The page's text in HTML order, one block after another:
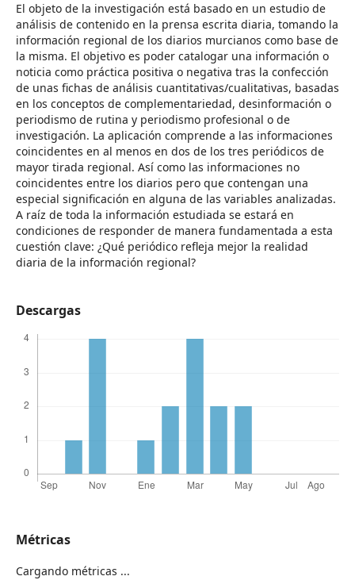
El objeto de la investigación está basado en un estudio de
análisis de contenido en la prensa escrita diaria, tomando la
información regional de los diarios murcianos como base de
la misma. El objetivo es poder catalogar una información o
noticia como práctica positiva o negativa tras la confección
de unas fichas de análisis cuantitativas/cualitativas, basadas
en los conceptos de complementariedad, desinformación o
periodismo de rutina y periodismo profesional o de
investigación. La aplicación comprende a las informaciones
coincidentes en al menos en dos de los tres periódicos de
mayor tirada regional. Así como las informaciones no
coincidentes entre los diarios pero que contengan una
especial significación en alguna de las variables analizadas.
A raíz de toda la información estudiada se estará en
condiciones de responder de manera fundamentada a esta
cuestión clave: ¿Qué periódico refleja mejor la realidad
diaria de la información regional?
Descargas
Métricas
Cargando métricas ...